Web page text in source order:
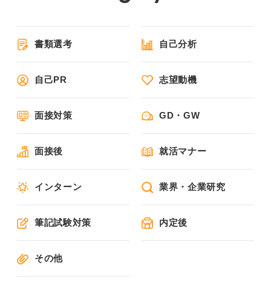
書類選考 自己分析
自己PR 志望動機
面接対策 GD・GW
面接後 就活マナー
インターン 業界・企業研究
筆記試験対策 内定後
その他